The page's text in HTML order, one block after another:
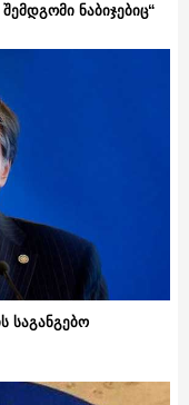
ნაბიჯებიც“
საგანგებო